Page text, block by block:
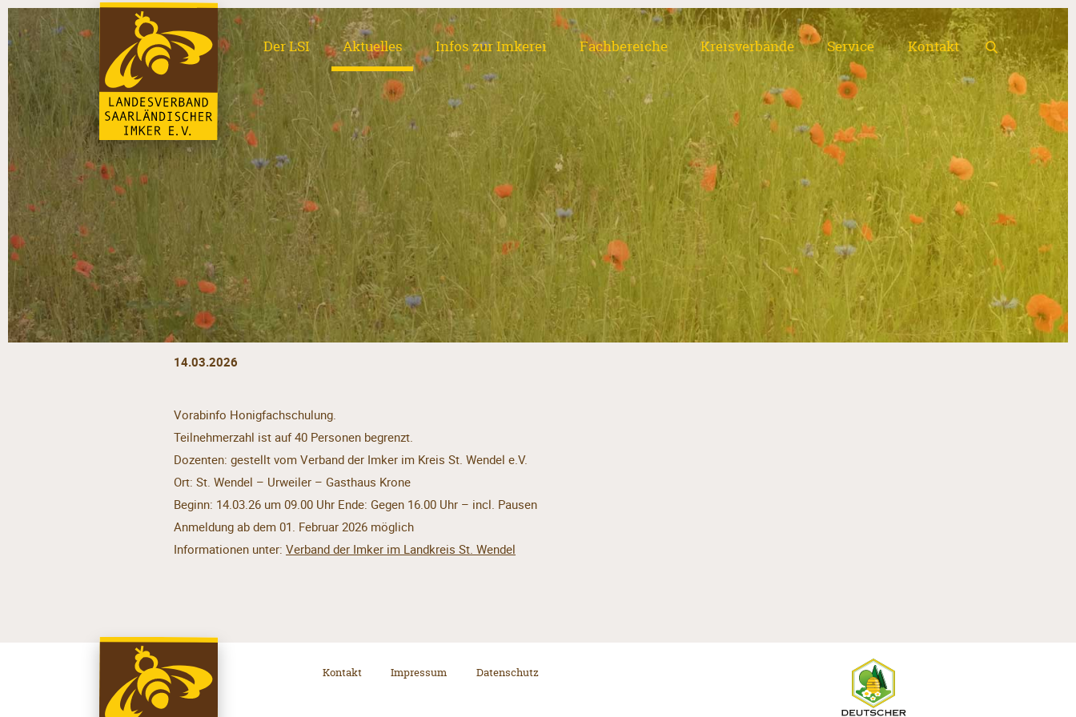
Der LSI Aktuelles Infos zur Imkerei Fachbereiche Kreisverbände Service Kontakt
14.03.2026
Vorabinfo Honigfachschulung.
Teilnehmerzahl ist auf 40 Personen begrenzt.
Dozenten: gestellt vom Verband der Imker im Kreis St. Wendel e.V.
Ort: St. Wendel – Urweiler – Gasthaus Krone
Beginn: 14.03.26 um 09.00 Uhr Ende: Gegen 16.00 Uhr – incl. Pausen
Anmeldung ab dem 01. Februar 2026 möglich
Informationen unter: Verband der Imker im Landkreis St. Wendel
Kontakt Impressum Datenschutz